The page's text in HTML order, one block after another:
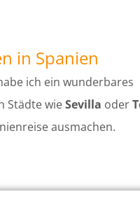
in Spanien
ich ein wunderbares
Städte wieSevilla oder
ausmachen.